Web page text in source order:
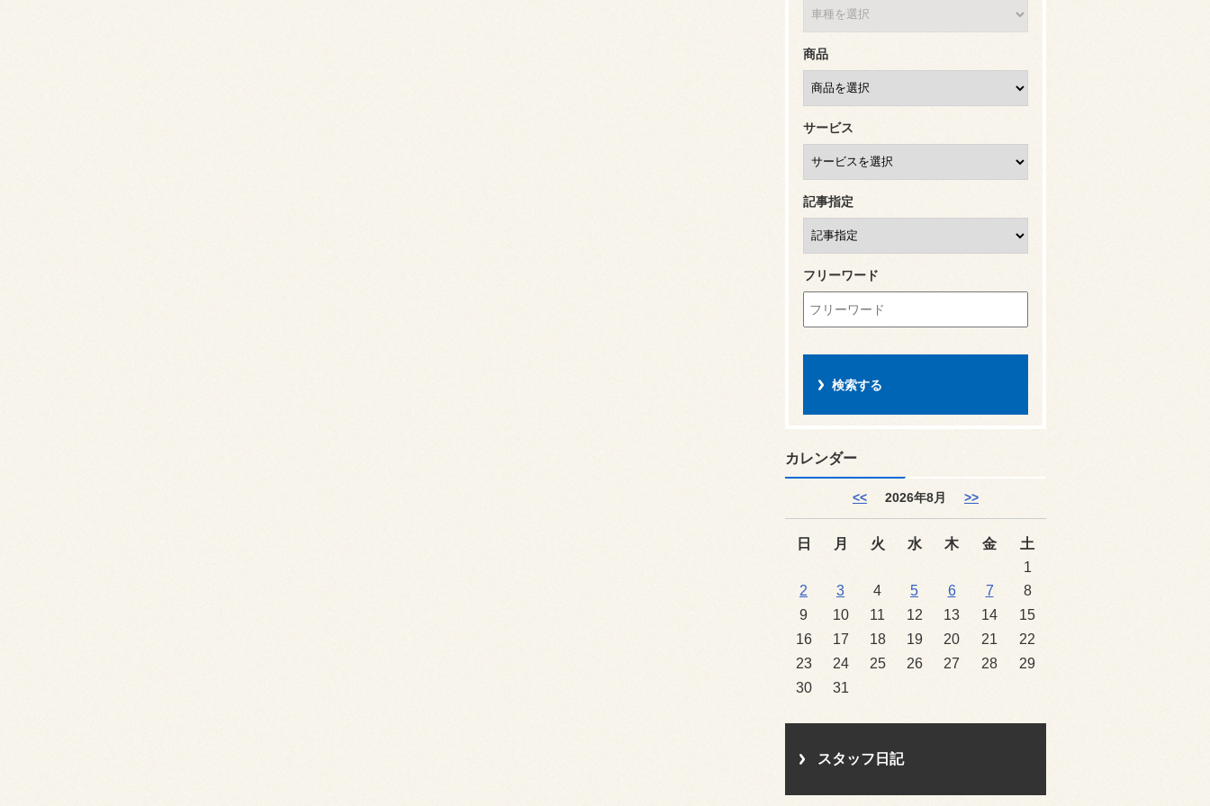
商品
サービス
記事指定
フリーワード
カレンダー
<< 2026年8月 >>
日 月 火 水 木 金
土
1
2
3 4 5 6 7
8
9
10 11 12 13 14
15
16
17 18 19 20 21
22
23
24 25 26 27 28
29
30
31
スタッフ日記